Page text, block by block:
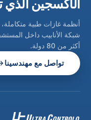
الأكسجين الذي
أنظمة غازات طبية متكاملة،
شبكة الأنابيب داخل
أكثر من 80 دولة.
تواصل مع مهندسينا